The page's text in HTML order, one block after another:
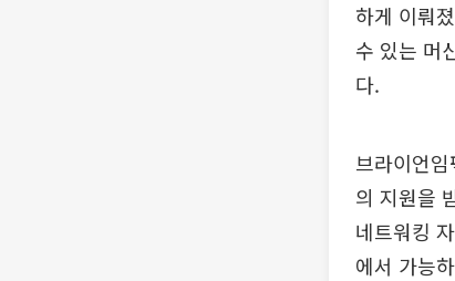
하게 이뤄
수 있는 머
다.
브라이언
의 지원을
네트워킹
에서 가능